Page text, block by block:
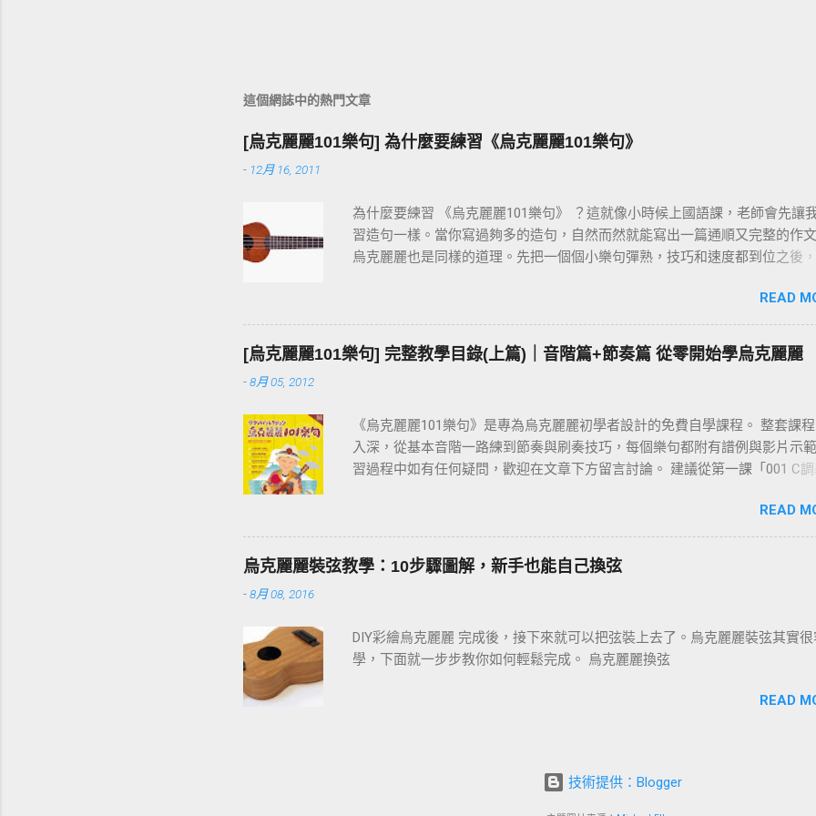
這個網誌中的熱門文章
[烏克麗麗101樂句] 為什麼要練習《烏克麗麗101樂句》
- 12月 16, 2011
為什麼要練習 《烏克麗麗101樂句》 ？這就像小時候上國語課，老師會先讓
習造句一樣。當你寫過夠多的造句，自然而然就能寫出一篇通順又完整的作
烏克麗麗也是同樣的道理。先把一個個小樂句彈熟，技巧和速度都到位之後
READ
[烏克麗麗101樂句] 完整教學目錄(上篇)｜音階篇+節奏篇 從零開始學烏克麗麗
-8月 05, 2012
《烏克麗麗101樂句》是專為烏克麗麗初學者設計的免費自學課程。 整套課
入深，從基本音階一路練到節奏與刷奏技巧，每個樂句都附有譜例與影片示
習過程中如有任何疑問，歡迎在文章下方留言討論。 建議從第一課「001 C調
READ
烏克麗麗裝弦教學：10步驟圖解，新手也能自己換弦
-8月 08, 2016
DIY彩繪烏克麗麗 完成後，接下來就可以把弦裝上去了。烏克麗麗裝弦其實很
學，下面就一步步教你如何輕鬆完成。 烏克麗麗換弦
READ
技術提供：Blogger